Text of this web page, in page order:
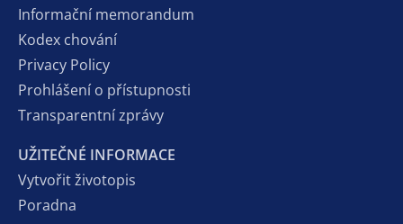
Informační memorandum
Kodex chování
Privacy Policy
Prohlášení o přístupnosti
Transparentní zprávy
UŽITEČNÉ INFORMACE
Vytvořit životopis
Poradna